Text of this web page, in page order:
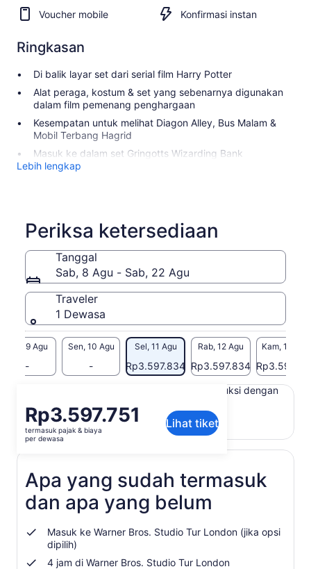
Voucher mobile Konfirmasi instan
Ringkasan
Di balik layar set dari serial film Harry Potter
Alat peraga, kostum & set yang sebenarnya digunakan
dalam film pemenang penghargaan
Kesempatan untuk melihat Diagon Alley, Bus Malam &
Mobil Terbang Hagrid
Masuk ke dalam set Gringotts Wizarding Bank
Lebih lengkap
Periksa ketersediaan
Tanggal
Sab, 8 Agu - Sab, 22 Agu
Traveler
1 Dewasa
Min, 9 Agu
-
Sen, 10 Agu
-
Sel, 11 Agu
Rp3.597.834
Rab, 12 Agu
Rp3.597.834
Kam, 13 Agu
Harga
Rp3.597.751
per
Rp3.597.751
termasuk pajak & biaya
per dewasa
Lihat tiket
Konten di halaman ini mungkin diproduksi dengan
Lihat teks asli (Bahasa Inggris)
Berikan masukan untuk terjemahan ini
Apa yang sudah termasuk
dan apa yang belum
Masuk ke Warner Bros. Studio Tur London (jika opsi
dipilih)
4 jam di Warner Bros. Studio Tur London